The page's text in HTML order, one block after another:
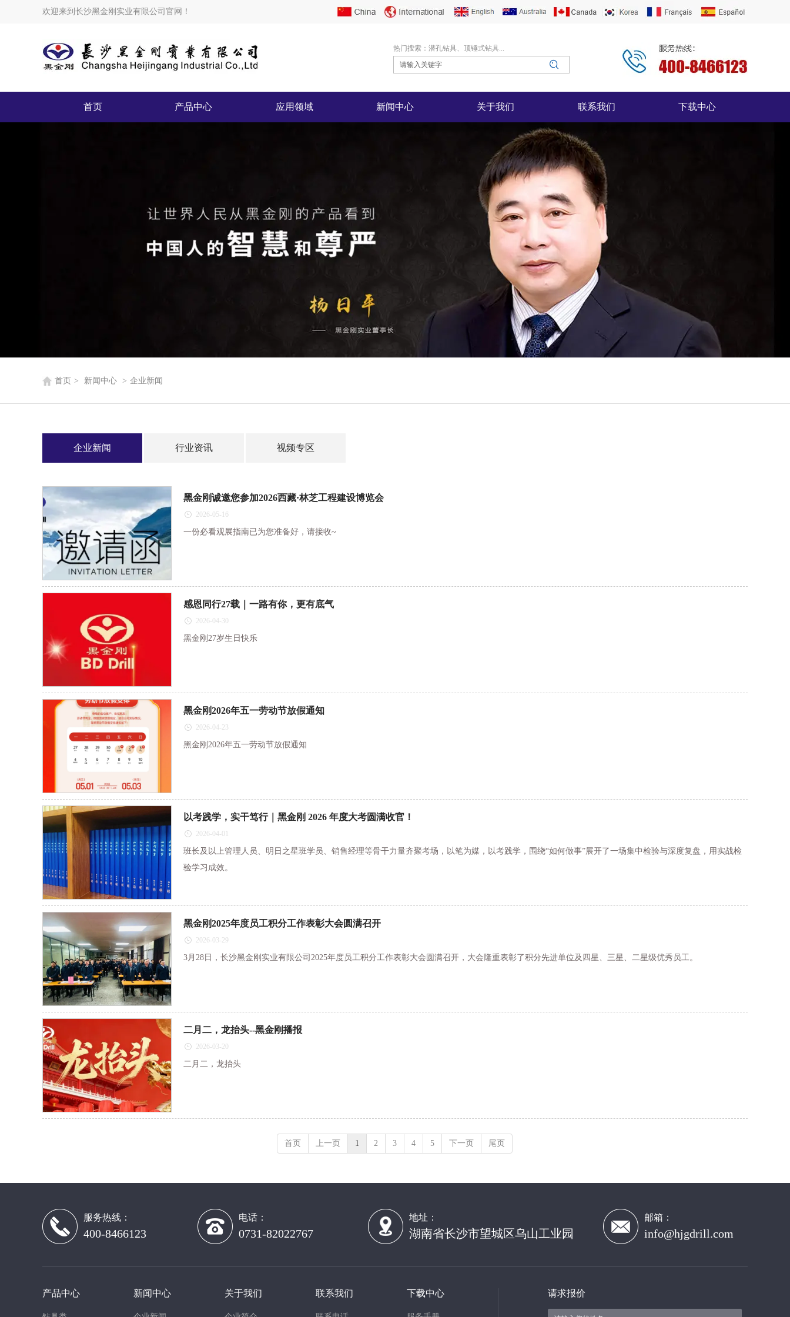
欢迎来到长沙黑金刚实业有限公司官网！
热门搜索：潜孔钻具、顶锤式钻具...
首页 产品中心 应用领域 新闻中心 关于我们 联系我们 下载中心
首页 > 新闻中心 > 企业新闻
企业新闻 行业资讯 视频专区
黑金刚诚邀您参加2026西藏·林芝工程建设博览会
2026-05-16
一份必看观展指南已为您准备好，请接收~
感恩同行27载｜一路有你，更有底气
2026-04-30
黑金刚27岁生日快乐
黑金刚2026年五一劳动节放假通知
2026-04-23
黑金刚2026年五一劳动节放假通知
以考践学，实干笃行｜黑金刚 2026 年度大考圆满收官！
2026-04-01
班长及以上管理人员、明日之星班学员、销售经理等骨干力量齐聚考场，以笔为媒，以考践学，围绕“如何做事”展开了一场集中检验与深度复盘，用实战检
验学习成效。
黑金刚2025年度员工积分工作表彰大会圆满召开
2026-03-29
3月28日，长沙黑金刚实业有限公司2025年度员工积分工作表彰大会圆满召开，大会隆重表彰了积分先进单位及四星、三星、二星级优秀员工。
二月二，龙抬头--黑金刚播报
2026-03-20
二月二，龙抬头
首页 上一页 1 2 3 4 5 下一页 尾页
请求报价
服务热线：
400-8466123
电话：
0731-82022767
地址：
湖南省长沙市望城区乌山工业园
邮箱：
info@hjgdrill.com
产品中心 新闻中心 关于我们 联系我们 下载中心